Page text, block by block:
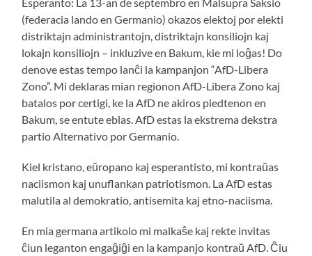
(federacia lando en Germanio) okazos elektoj por elekti
distriktajn administrantojn, distriktajn konsiliojn kaj
lokajn konsiliojn – inkluzive en Bakum, kie mi loĝas! Do
denove estas tempo lanĉi la kampanjon “AfD-Libera
Zono”. Mi deklaras mian regionon AfD-Libera Zono kaj
batalos por certigi, ke la AfD ne akiros piedtenon en
Bakum, se entute eblas. AfD estas la ekstrema dekstra
partio Alternativo por Germanio.
Kiel kristano, eŭropano kaj esperantisto, mi kontraŭas
naciismon kaj unuflankan patriotismon. La AfD estas
malutila al demokratio, antisemita kaj etno-naciisma.
En mia germana artikolo mi malkaŝe kaj rekte invitas
ĉiun leganton engaĝiĝi en la kampanjo kontraŭ AfD. Ĉiu